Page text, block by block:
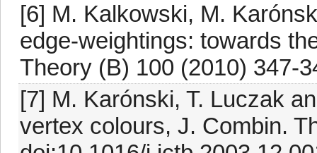
[6] M. Kalkowski, M.
edge-weightings: towards
Theory (B) 100 (2010) 347-
[7] M. Karónski, T. Luczak
vertex colours, J. Combin.